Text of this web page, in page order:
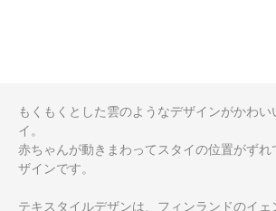
もくもくとした雲のようなデザインがかわい
イ。
赤ちゃんが動きまわってスタイの位置がず
ザインです。
テキスタイルデザンは、フィンランドのイェ